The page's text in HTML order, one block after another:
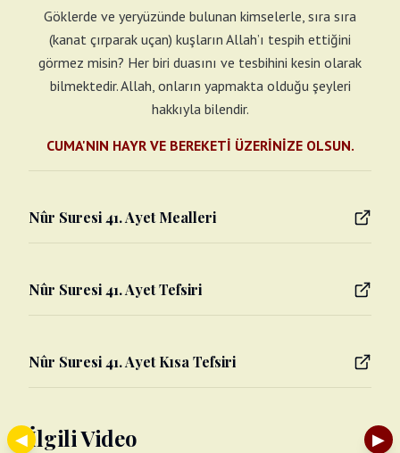
Göklerde ve yeryüzünde bulunan kimselerle, sıra sıra
(kanat çırparak uçan) kuşların Allah’ı tespih ettiğini
görmez misin? Her biri duasını ve tesbihini kesin olarak
bilmektedir. Allah, onların yapmakta olduğu şeyleri
hakkıyla bilendir.
CUMA'NIN HAYR VE BEREKETİ ÜZERİNİZE OLSUN.
Nûr Suresi 41. Ayet Mealleri
Nûr Suresi 41. Ayet Tefsiri
Nûr Suresi 41. Ayet Kısa Tefsiri
İlgili Video
◀ ▶